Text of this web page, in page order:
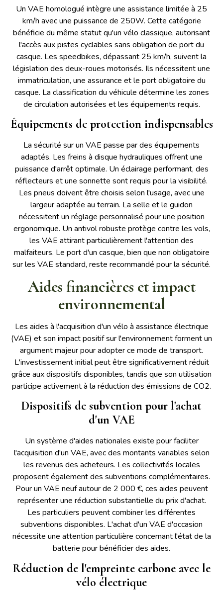
Un VAE homologué intègre une assistance limitée à 25
km/h avec une puissance de 250W. Cette catégorie
bénéficie du même statut qu'un vélo classique, autorisant
l'accès aux pistes cyclables sans obligation de port du
casque. Les speedbikes, dépassant 25 km/h, suivent la
législation des deux-roues motorisés. Ils nécessitent une
immatriculation, une assurance et le port obligatoire du
casque. La classification du véhicule détermine les zones
de circulation autorisées et les équipements requis.
Équipements de protection indispensables
La sécurité sur un VAE passe par des équipements
adaptés. Les freins à disque hydrauliques offrent une
puissance d'arrêt optimale. Un éclairage performant, des
réflecteurs et une sonnette sont requis pour la visibilité.
Les pneus doivent être choisis selon l'usage, avec une
largeur adaptée au terrain. La selle et le guidon
nécessitent un réglage personnalisé pour une position
ergonomique. Un antivol robuste protège contre les vols,
les VAE attirant particulièrement l'attention des
malfaiteurs. Le port d'un casque, bien que non obligatoire
sur les VAE standard, reste recommandé pour la sécurité.
Aides financières et impact
environnemental
Les aides à l'acquisition d'un vélo à assistance électrique
(VAE) et son impact positif sur l'environnement forment un
argument majeur pour adopter ce mode de transport.
L'investissement initial peut être significativement réduit
grâce aux dispositifs disponibles, tandis que son utilisation
participe activement à la réduction des émissions de CO2.
Dispositifs de subvention pour l'achat
d'un VAE
Un système d'aides nationales existe pour faciliter
l'acquisition d'un VAE, avec des montants variables selon
les revenus des acheteurs. Les collectivités locales
proposent également des subventions complémentaires.
Pour un VAE neuf autour de 2 000 €, ces aides peuvent
représenter une réduction substantielle du prix d'achat.
Les particuliers peuvent combiner les différentes
subventions disponibles. L'achat d'un VAE d'occasion
nécessite une attention particulière concernant l'état de la
batterie pour bénéficier des aides.
Réduction de l'empreinte carbone avec le
vélo électrique